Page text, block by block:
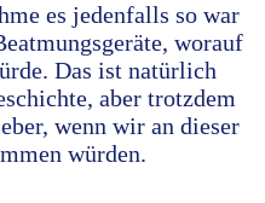
es jedenfalls so war
worauf
Das ist natürlich
aber trotzdem
wenn wir an dieser
würden.